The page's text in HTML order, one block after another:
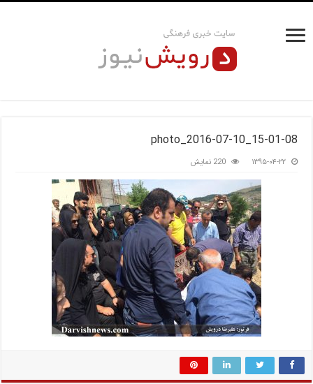
photo_2016-07-10_15-01-08
۱۳۹۵-۰۴-۲۲ 220 نمایش